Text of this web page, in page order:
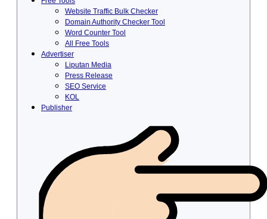
Website Traffic Bulk Checker
Domain Authority Checker Tool
Word Counter Tool
All Free Tools
Advertiser
Liputan Media
Press Release
SEO Service
KOL
Publisher